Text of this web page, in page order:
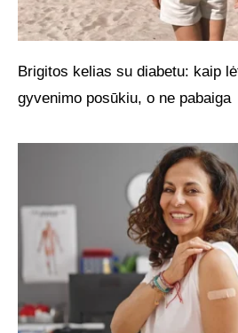
Brigitos kelias su diabetu: kaip
gyvenimo posūkiu, o ne pabaiga